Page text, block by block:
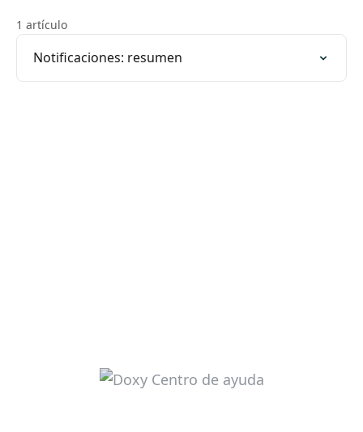
1 artículo
Notificaciones: resumen